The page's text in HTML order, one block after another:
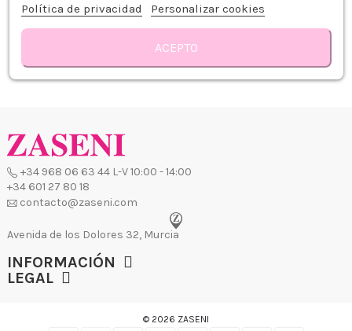
Añadir al carrito
+34 968 06 63 44L-V 10:00 - 14:00
Avenida de los Dolores 32, Murcia
INFORMACIÓN
LEGAL
Política de privacidad Personalizar cookies
ACEPTO
© 2026 ZASENI